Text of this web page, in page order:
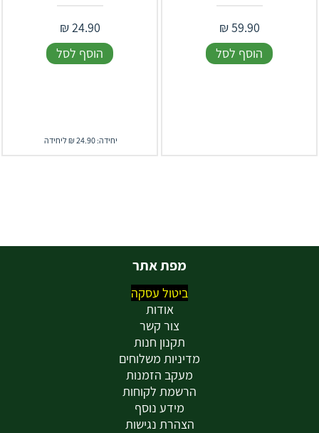
59.90
₪
הוסף לסל
24.90
₪
הוסף לסל
יחידה: 24.90 ₪ ליחידה
מפת אתר
ביטול עסקה
אודות
צור קשר
תקנון חנות
מדיניות משלוחים
מעקב הזמנות
הרשמת לקוחות
מידע נוסף
הצהרת נגישות